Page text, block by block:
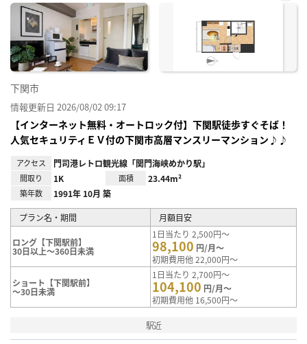
お気
下関市
情報更新日 2026/08/02 09:17
【インターネット無料・オートロック付】下関駅徒歩すぐそば！
人気セキュリティＥＶ付の下関市高層マンスリーマンション♪♪
アクセス 門司港レトロ観光線「関門海峡めかり駅」
間取り 1K 面積 23.44m²
築年数 1991年 10月 築
プラン名・期間 月額目安
ロング【下関駅前】
30日以上～360日未満
1日当たり 2,500円～
98,100 円/月～
初期費用他 22,000円～
ショート【下関駅前】
～30日未満
1日当たり 2,700円～
104,100 円/月～
初期費用他 16,500円～
駅近